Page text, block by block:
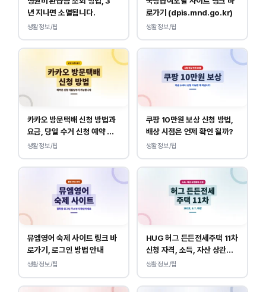
년 지나면 소멸됩니다.
생활정보/팁
로가기 (dpis.mnd.go.kr)
생활정보/팁
카카오 방문택배 신청 방법과
요금, 당일 수거 신청 예약 안
내
생활정보/팁
쿠팡 10만원 보상 신청 방법,
배상 시점은 언제 확인 될까?
생활정보/팁
뮤엠영어 숙제 사이트 링크 바
로가기, 로그인 방법 안내
생활정보/팁
HUG 허그 든든전세주택 11차
신청 자격, 소득, 자산 상관없
이 가능합니다.
생활정보/팁